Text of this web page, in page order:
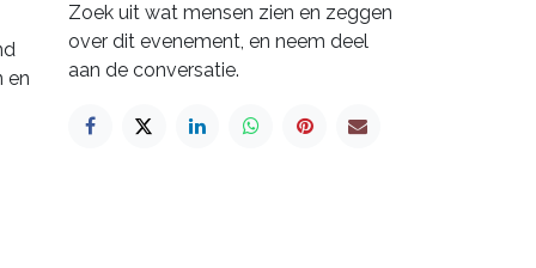
en
Zoek uit wat mensen zien en zeggen
over dit evenement, en neem deel
aan de conversatie.